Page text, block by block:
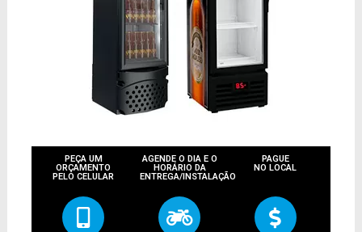
PEÇA UM
ORÇAMENTO
PELO CELULAR
AGENDE O DIA E O
HORÁRIO DA
ENTREGA/INSTALAÇÃO
PAGUE
NO LOCAL